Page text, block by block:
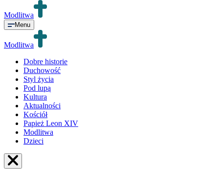
Modlitwa
Menu
Modlitwa
Dobre historie
Duchowość
Styl życia
Pod lupą
Kultura
Aktualności
Kościół
Papież Leon XIV
Modlitwa
Dzieci